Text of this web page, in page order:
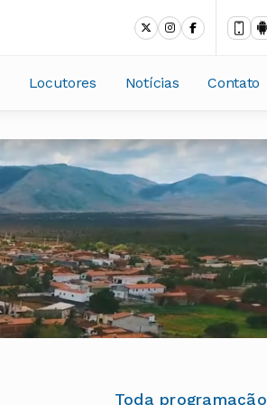
Locutores Notícias Contato
Toda programação